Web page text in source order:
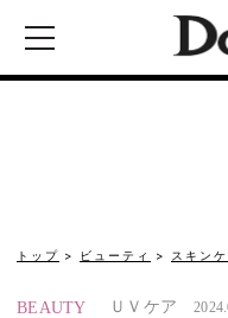
トップ ビューティ スキンケ
BEAUTY ＵＶケア